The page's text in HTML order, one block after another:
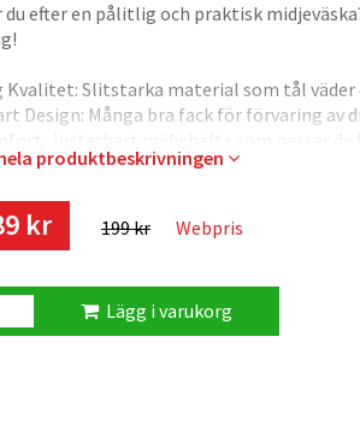
du efter en pålitlig och praktisk
Kvalitet: Slitstarka material som tål väder
Design: Många bra fack för förvaring av
Justerbart midjebälte som passar de
Modern och lite sportigare design.
för alla tillfällen
om du springer, vandrar, reser eller
produktbeskrivningen
kr 199 kr Webpris
Lägg i varukorg